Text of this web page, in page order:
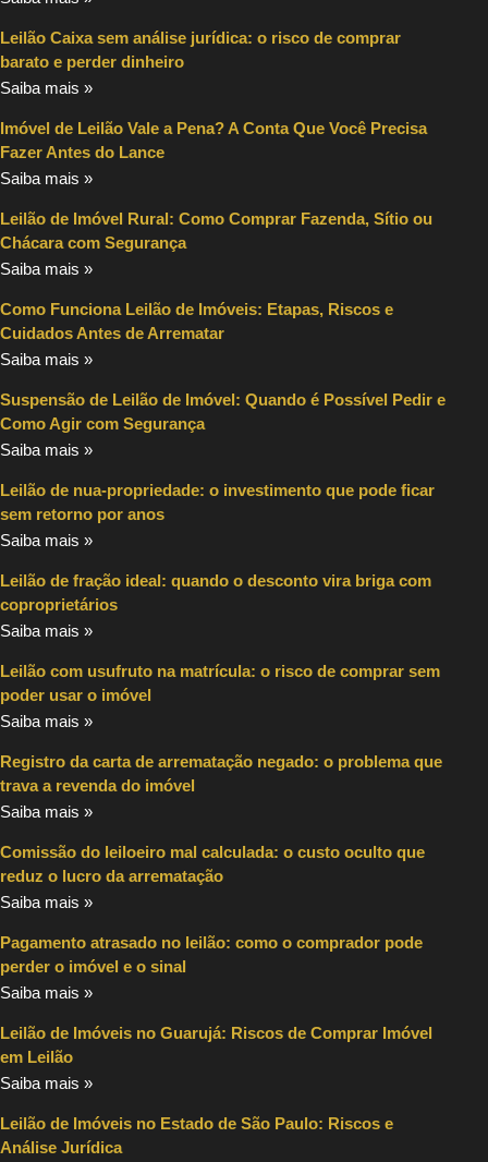
Leilão Caixa sem análise jurídica: o risco de comprar
barato e perder dinheiro
Saiba mais »
Imóvel de Leilão Vale a Pena? A Conta Que Você Precisa
Fazer Antes do Lance
Saiba mais »
Leilão de Imóvel Rural: Como Comprar Fazenda, Sítio ou
Chácara com Segurança
Saiba mais »
Como Funciona Leilão de Imóveis: Etapas, Riscos e
Cuidados Antes de Arrematar
Saiba mais »
Suspensão de Leilão de Imóvel: Quando é Possível Pedir e
Como Agir com Segurança
Saiba mais »
Leilão de nua-propriedade: o investimento que pode ficar
sem retorno por anos
Saiba mais »
Leilão de fração ideal: quando o desconto vira briga com
coproprietários
Saiba mais »
Leilão com usufruto na matrícula: o risco de comprar sem
poder usar o imóvel
Saiba mais »
Registro da carta de arrematação negado: o problema que
trava a revenda do imóvel
Saiba mais »
Comissão do leiloeiro mal calculada: o custo oculto que
reduz o lucro da arrematação
Saiba mais »
Pagamento atrasado no leilão: como o comprador pode
perder o imóvel e o sinal
Saiba mais »
Leilão de Imóveis no Guarujá: Riscos de Comprar Imóvel
em Leilão
Saiba mais »
Leilão de Imóveis no Estado de São Paulo: Riscos e
Análise Jurídica